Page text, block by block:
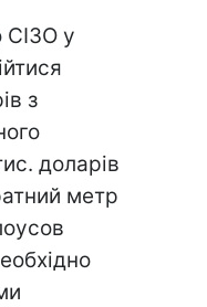
СІЗО у
з
доларів
метр